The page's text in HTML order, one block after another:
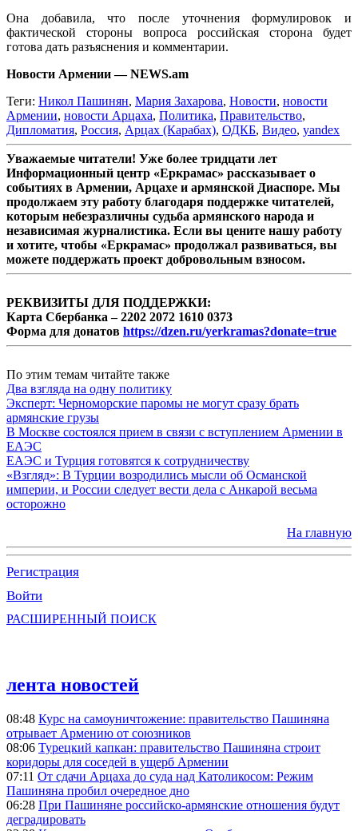
Она добавила, что после уточнения формулировок и
фактической стороны вопроса российская сторона будет
готова дать разъяснения и комментарии.
Новости Армении — NEWS.am
Теги: Никол Пашинян, Мария Захарова, Новости, новости
Армении, новости Арцаха, Политика, Правительство,
Дипломатия, Россия, Арцах (Карабах), ОДКБ, Видео, yandex
Уважаемые читатели! Уже более тридцати лет
Информационный центр «Еркрамас» рассказывает о
событиях в Армении, Арцахе и армянской Диаспоре. Мы
продолжаем эту работу благодаря поддержке читателей,
которым небезразличны судьба армянского народа и
независимая журналистика. Если вы цените нашу работу
и хотите, чтобы «Еркрамас» продолжал развиваться, вы
можете поддержать проект добровольным взносом.
РЕКВИЗИТЫ ДЛЯ ПОДДЕРЖКИ:
Карта Сбербанка – 2202 2072 1610 0373
Форма для донатов https://dzen.ru/yerkramas?donate=true
По этим темам читайте также
Два взгляда на одну политику
Эксперт: Черноморские паромы не могут сразу брать
армянские грузы
В Москве состоялся прием в связи с вступлением Армении в
ЕАЭС
ЕАЭС и Турция готовятся к сотрудничеству
«Взгляд»: В Турции возродились мысли об Османской
империи, и России следует вести дела с Анкарой весьма
осторожно
На главную
Регистрация
Войти
РАСШИРЕННЫЙ ПОИСК
лента новостей
08:48 Курс на самоуничтожение: правительство Пашиняна
отрывает Армению от союзников
08:06 Турецкий капкан: правительство Пашиняна строит
коридоры для соседей в ущерб Армении
07:11 От сдачи Арцаха до суда над Католикосом: Режим
Пашиняна пробил очередное дно
06:28 При Пашиняне российско-армянские отношения будут
деградировать